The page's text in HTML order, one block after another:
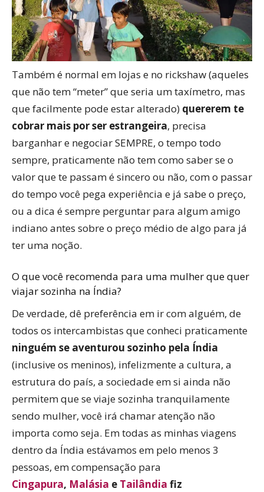
Também é normal em lojas e no rickshaw (aqueles
que não tem “meter” que seria um taxímetro, mas
que facilmente pode estar alterado) quererem te
cobrar mais por ser estrangeira, precisa
barganhar e negociar SEMPRE, o tempo todo
sempre, praticamente não tem como saber se o
valor que te passam é sincero ou não, com o passar
do tempo você pega experiência e já sabe o preço,
ou a dica é sempre perguntar para algum amigo
indiano antes sobre o preço médio de algo para já
ter uma noção.
O que você recomenda para uma mulher que quer
viajar sozinha na Índia?
De verdade, dê preferência em ir com alguém, de
todos os intercambistas que conheci praticamente
ninguém se aventurou sozinho pela Índia
(inclusive os meninos), infelizmente a cultura, a
estrutura do país, a sociedade em si ainda não
permitem que se viaje sozinha tranquilamente
sendo mulher, você irá chamar atenção não
importa como seja. Em todas as minhas viagens
dentro da Índia estávamos em pelo menos 3
pessoas, em compensação para
Cingapura, Malásia e Tailândia fiz